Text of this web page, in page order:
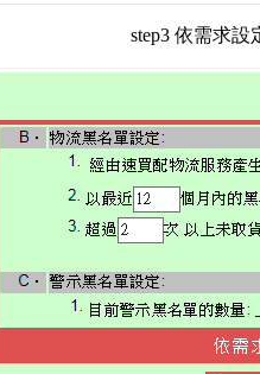
step3 依需求